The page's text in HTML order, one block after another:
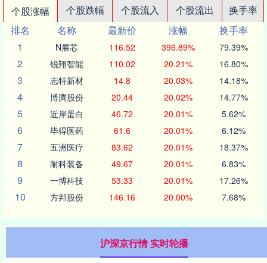
个股涨幅 个股跌幅 个股流入 个股流出
换手率
排名
名称 最新价 涨幅
换手率
1
N展芯 116.52 396.89% 79.39%
2 锐翔智能 110.02 20.21% 16.80%
3 志特新材 14.8 20.03% 14.18%
4 博腾股份 20.44 20.02% 14.77%
5 近岸蛋白 46.72 20.01% 5.62%
6 毕得医药 61.6 20.01% 6.12%
7 五洲医疗 83.62 20.01% 18.37%
8 耐科装备 49.67 20.01% 6.83%
9 一博科技 53.33 20.01% 17.26%
10 方邦股份 146.16 20.00% 7.68%
沪深京行情 实时轮播